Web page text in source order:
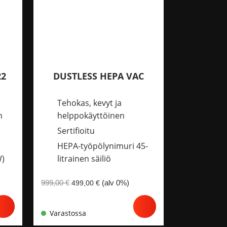
DUSTLESS HEPA VAC
Tehokas, kevyt ja
helppokäyttöinen
Sertifioitu
HEPA-työpölynimuri 45-
litrainen säiliö
999,00€ Alkuperäinen
hinta
499,00 €Nykyinen
hinta
(alv 0%)
Varastossa